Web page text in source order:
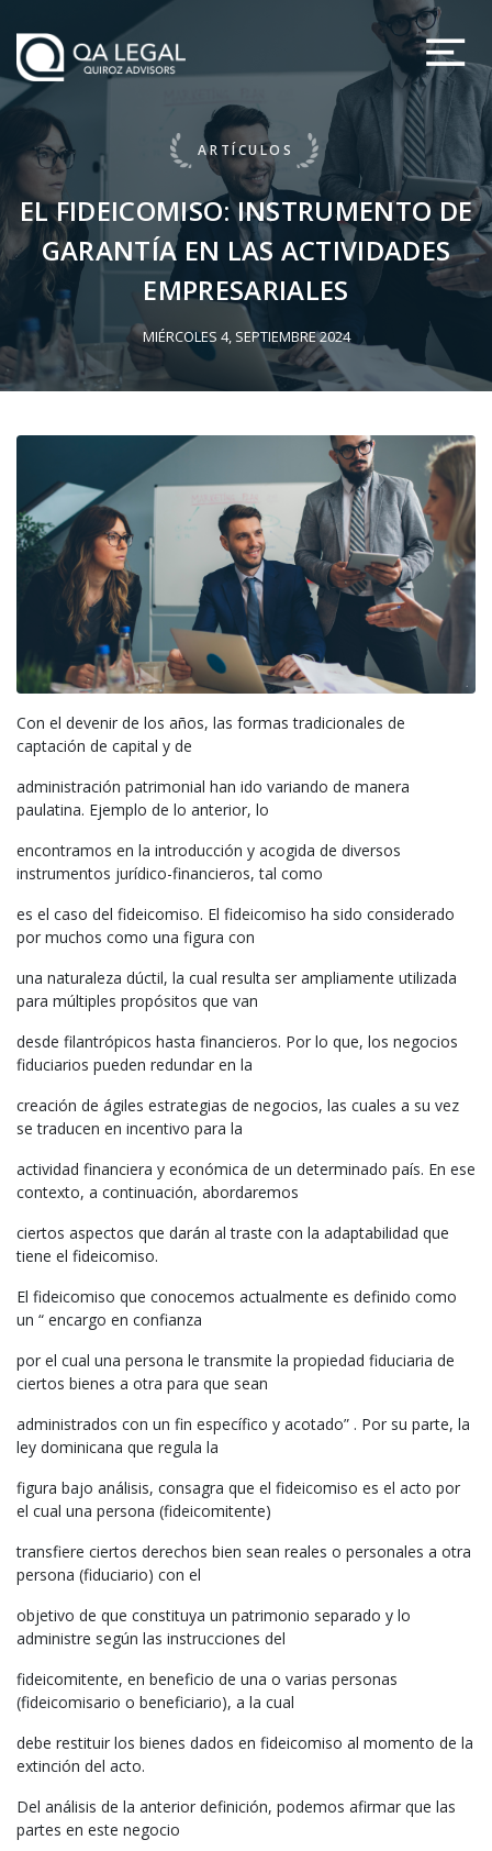
ARTÍCULOS
EL FIDEICOMISO: INSTRUMENTO DE
GARANTÍA EN LAS ACTIVIDADES
EMPRESARIALES
MIÉRCOLES 4, SEPTIEMBRE 2024
Con el devenir de los años, las formas tradicionales de
captación de capital y de
administración patrimonial han ido variando de manera
paulatina. Ejemplo de lo anterior, lo
encontramos en la introducción y acogida de diversos
instrumentos jurídico-financieros, tal como
es el caso del fideicomiso. El fideicomiso ha sido considerado
por muchos como una figura con
una naturaleza dúctil, la cual resulta ser ampliamente utilizada
para múltiples propósitos que van
desde filantrópicos hasta financieros. Por lo que, los negocios
fiduciarios pueden redundar en la
creación de ágiles estrategias de negocios, las cuales a su vez
se traducen en incentivo para la
actividad financiera y económica de un determinado país. En ese
contexto, a continuación, abordaremos
ciertos aspectos que darán al traste con la adaptabilidad que
tiene el fideicomiso.
El fideicomiso que conocemos actualmente es definido como
un “ encargo en confianza
por el cual una persona le transmite la propiedad fiduciaria de
ciertos bienes a otra para que sean
administrados con un fin específico y acotado” . Por su parte, la
ley dominicana que regula la
figura bajo análisis, consagra que el fideicomiso es el acto por
el cual una persona (fideicomitente)
transfiere ciertos derechos bien sean reales o personales a otra
persona (fiduciario) con el
objetivo de que constituya un patrimonio separado y lo
administre según las instrucciones del
fideicomitente, en beneficio de una o varias personas
(fideicomisario o beneficiario), a la cual
debe restituir los bienes dados en fideicomiso al momento de la
extinción del acto.
Del análisis de la anterior definición, podemos afirmar que las
partes en este negocio